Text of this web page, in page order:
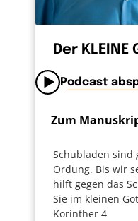
Der
Podcast
Zum
Schubladen sind
Ordung. Bis wir
hilft gegen das
Sie im kleinen
Korinther 4